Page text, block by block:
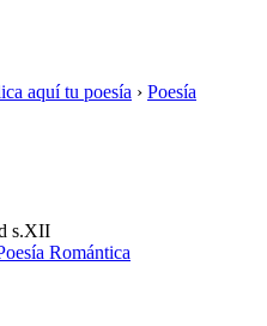
aquí tu poesía › Poesía
s.XII
Romántica